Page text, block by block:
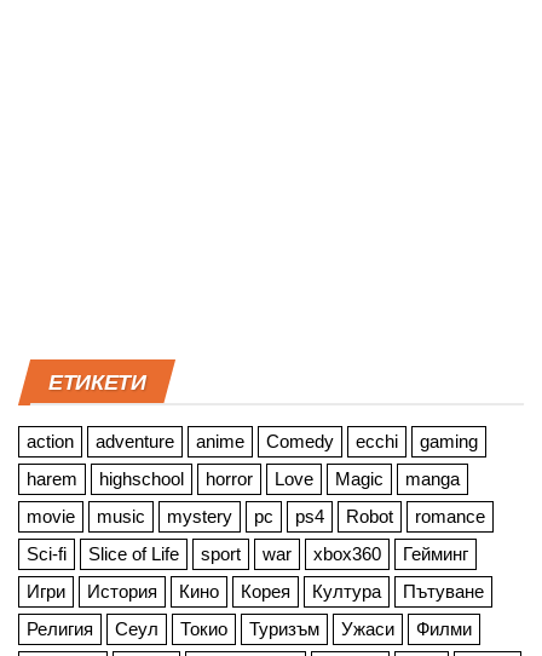
ЕТИКЕТИ
action adventure anime Comedy ecchi
gaming
harem
highschool horror Love Magic
manga
movie
music mystery pc ps4 Robot
romance
Sci-fi
Slice of Life sport war xbox360
Гейминг
Игри
История Кино Корея Култура
Пътуване
Религия
Сеул Токио Туризъм Ужаси Филми